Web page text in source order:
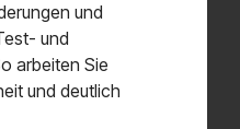
und
und
arbeiten Sie
und deutlich